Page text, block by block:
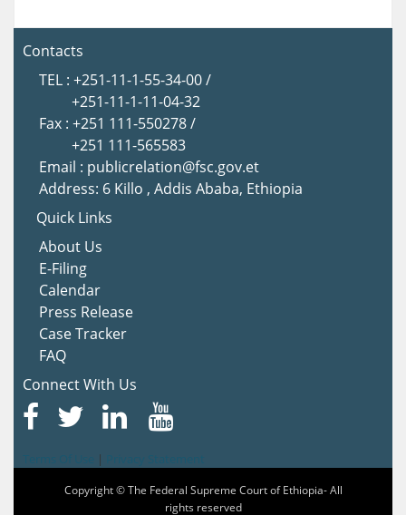
Contacts
TEL : +251-11-1-55-34-00 /
+251-11-1-11-04-32
Fax : +251 111-550278 /
+251 111-565583
Email : publicrelation@fsc.gov.et
Address: 6 Killo , Addis Ababa, Ethiopia
Quick Links
About Us
E-Filing
Calendar
Press Release
Case Tracker
FAQ
Connect With Us
|
Copyright © The Federal Supreme Court of Ethiopia- All
rights reserved